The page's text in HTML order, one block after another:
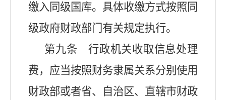
缴入同级国库。具体收缴方式按照同
级政府财政部门有关规定执行。
第九条 行政机关收取信息处理
费，应当按照财务隶属关系分别使用
财政部或者省、自治区、直辖市财政